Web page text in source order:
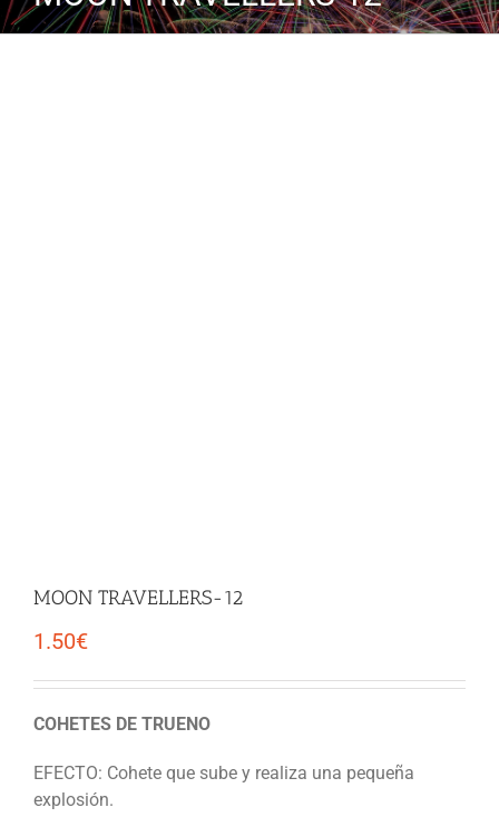
MOON TRAVELLERS-12
1.50€
COHETES DE TRUENO
EFECTO: Cohete que sube y realiza una pequeña
explosión.